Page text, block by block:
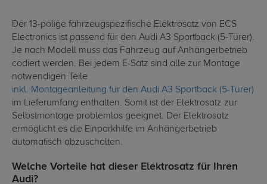
Der 13-polige fahrzeugspezifische Elektrosatz von ECS
Electronics ist passend für den Audi A3 Sportback (5-Türer).
Je nach Modell muss das Fahrzeug auf Anhängerbetrieb
codiert werden. Bei jedem E-Satz sind alle zur Montage
notwendigen Teile
inkl. Montageanleitung für den Audi A3 Sportback (5-Türer)
im Lieferumfang enthalten. Somit ist der Elektrosatz zur
Selbstmontage problemlos geeignet. Der Elektrosatz
ermöglicht es die Einparkhilfe im Anhängerbetrieb
automatisch abzuschalten.
Welche Vorteile hat dieser Elektrosatz für Ihren
Audi?